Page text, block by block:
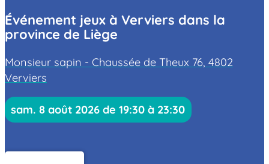
Événement jeux à Verviers dans la
province de Liège
Monsieur sapin - Chaussée de Theux 76, 4802
Verviers
sam. 8 août 2026 de 19:30 à 23:30